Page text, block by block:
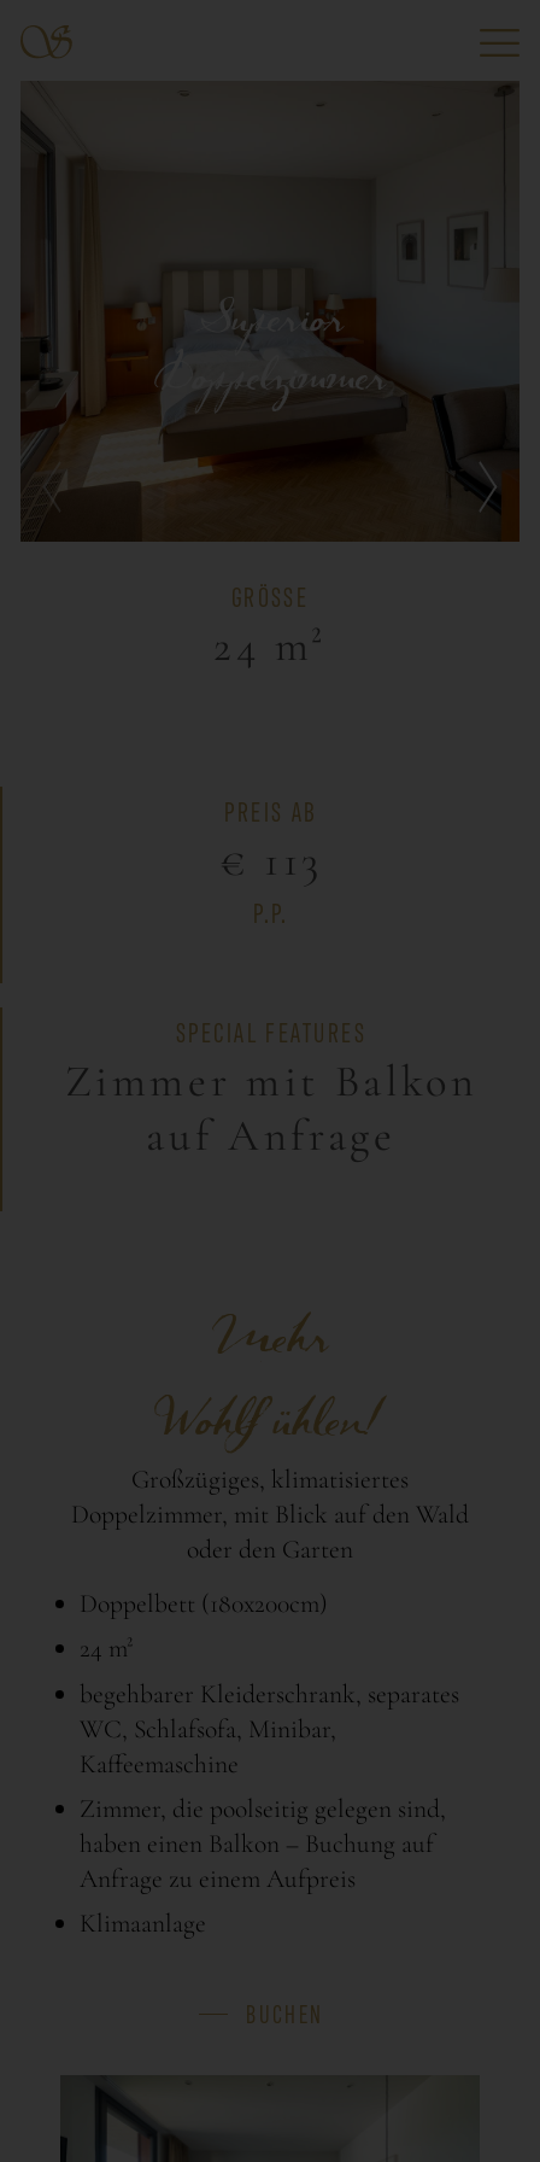
Superior
Doppelzimmer
GRÖSSE
24 m²
PREIS AB
€ 113
P.P.
SPECIAL FEATURES
Zimmer mit Balkon
auf Anfrage
Mehr
Wohlfühlen!
Großzügiges, klimatisiertes
Doppelzimmer, mit Blick auf den Wald
oder den Garten
Doppelbett (180x200cm)
24 m²
begehbarer Kleiderschrank, separates
WC, Schlafsofa, Minibar,
Kaffeemaschine
Zimmer, die poolseitig gelegen sind,
haben einen Balkon – Buchung auf
Anfrage zu einem Aufpreis
Klimaanlage
BUCHEN